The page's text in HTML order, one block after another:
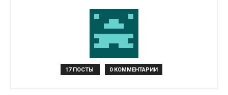
17 ПОСТЫ 0 КОММЕНТАРИИ